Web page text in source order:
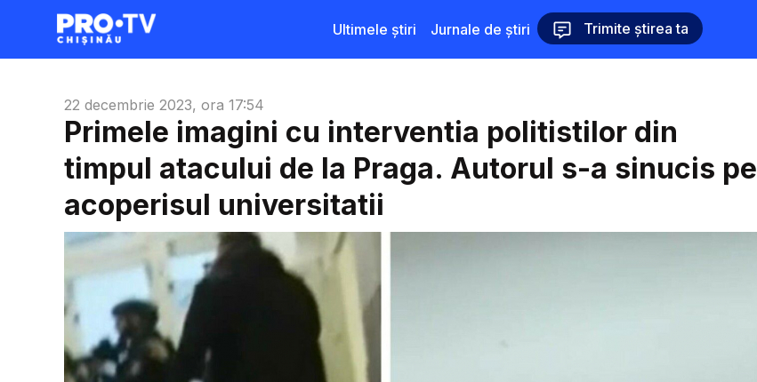
Ultimele știri Jurnale de știri Trimite știrea ta
22 decembrie 2023, ora 17:54
Primele imagini cu interventia politistilor din
timpul atacului de la Praga. Autorul s-a sinucis pe
acoperisul universitatii